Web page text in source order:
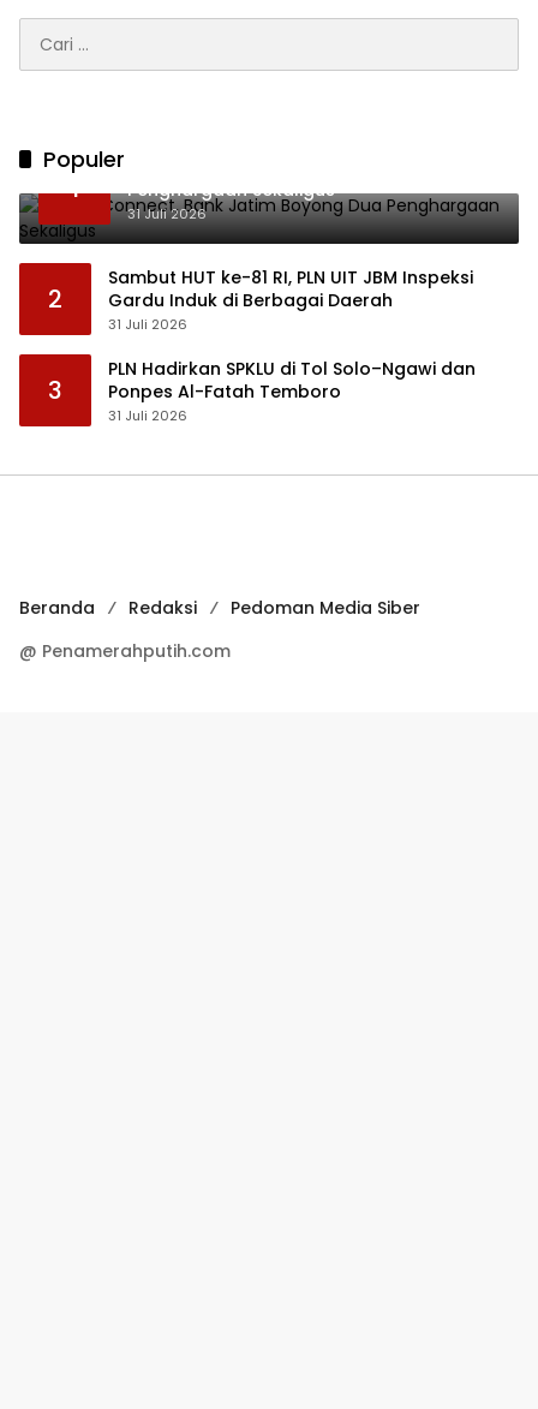
untuk:
Populer
1
Penghargaan Sekaligus
31 Juli 2026
2
Sambut HUT ke-81 RI, PLN UIT JBM Inspeksi
Gardu Induk di Berbagai Daerah
31 Juli 2026
3
PLN Hadirkan SPKLU di Tol Solo–Ngawi dan
Ponpes Al-Fatah Temboro
31 Juli 2026
Beranda Redaksi
Pedoman Media Siber
@ Penamerahputih.com